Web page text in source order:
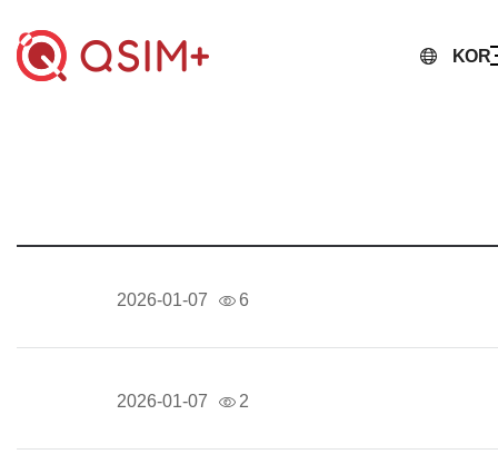
KOR
2026-01-07 6
2026-01-07 2